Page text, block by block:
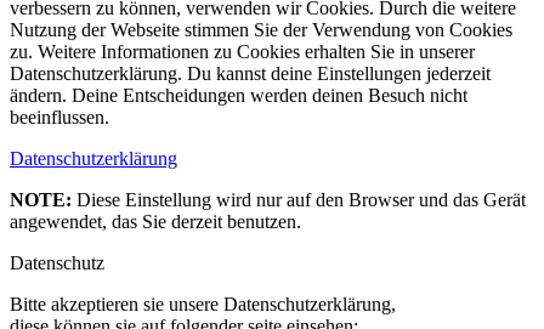
verbessern zu können, verwenden wir Cookies. Durch die weitere
Nutzung der Webseite stimmen Sie der Verwendung von Cookies
zu. Weitere Informationen zu Cookies erhalten Sie in unserer
Datenschutzerklärung. Du kannst deine Einstellungen jederzeit
ändern. Deine Entscheidungen werden deinen Besuch nicht
beeinflussen.
Datenschutzerklärung
NOTE: Diese Einstellung wird nur auf den Browser und das Gerät
angewendet, das Sie derzeit benutzen.
Datenschutz
Bitte akzeptieren sie unsere Datenschutzerklärung,